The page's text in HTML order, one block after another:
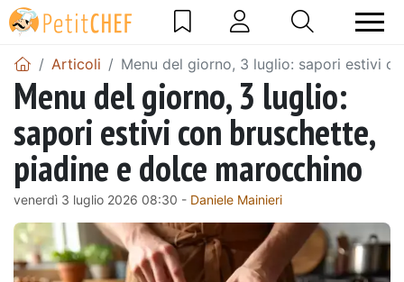
Articoli Menu del giorno, 3 luglio: sapori estivi
Menu del giorno, 3 luglio:
sapori estivi con bruschette,
piadine e dolce marocchino
venerdì 3 luglio 2026 08:30 - Daniele Mainieri